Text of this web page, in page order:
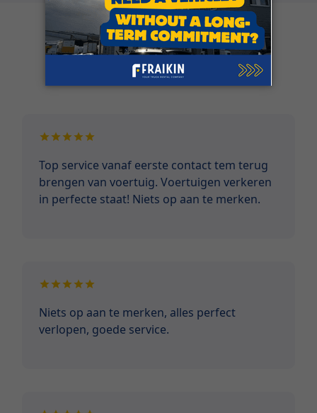
Klantgetuigenissen
Top service vanaf eerste contact tem terug
brengen van voertuig. Voertuigen verkeren
in perfecte staat! Niets op aan te merken.
Niets op aan te merken, alles perfect
verlopen, goede service.